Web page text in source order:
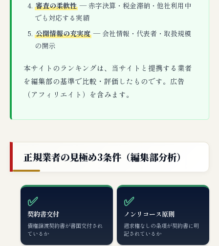
審査の柔軟性— 赤字決算・税金滞納・他社利用中
でも対応する実績
公開情報の充実度— 会社情報・代表者・取扱規模
の開示
本サイトのランキングは、当サイトと提携する業者
を編集部の基準で比較・評価したものです。広告
（アフィリエイト）を含みます。
正規業者の見極め3条件（編集部分析）
✅
契約書交付
債権譲渡契約書が書面交付され
ているか
✅
ノンリコース原則
遡求権なしの条項が契約書に明
記されているか